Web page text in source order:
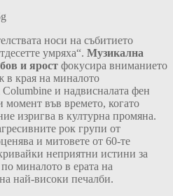
носи на събитието
умряха“. Музикална
и ярост фокусира вниманието
в края на миналото
Columbine и надвисналата фен
във времето, когато
изригва в културна промяна.
рок групи от
и митовете от 60-те
неприятни истини за
миналото в ерата на
най-високи печалби.